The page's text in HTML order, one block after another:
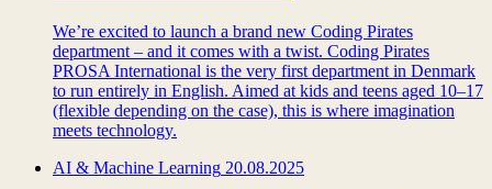
We’re excited to launch a brand new Coding Pirates
department – and it comes with a twist. Coding Pirates
PROSA International is the very first department in Denmark
to run entirely in English. Aimed at kids and teens aged 10–17
(flexible depending on the case), this is where imagination
meets technology.
AI & Machine Learning 20.08.2025